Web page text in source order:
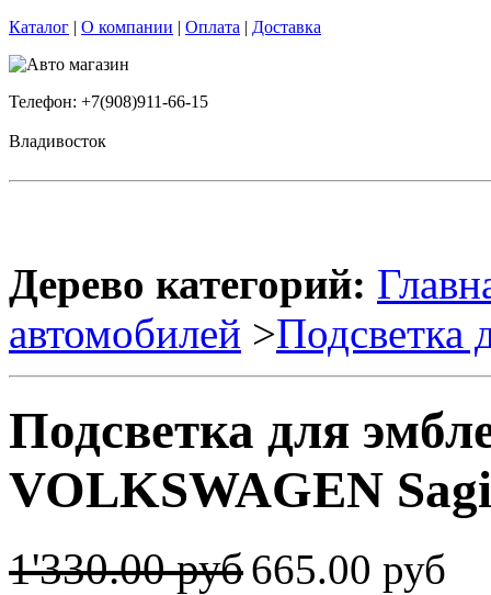
Каталог | О компании | Оплата | Доставка
Телефон: +7(908)911-66-15
Владивосток
Дерево категорий:
автомобилей >Подсветка
Подсветка для
VOLKSWAGEN
1'330.00 руб665.00 руб